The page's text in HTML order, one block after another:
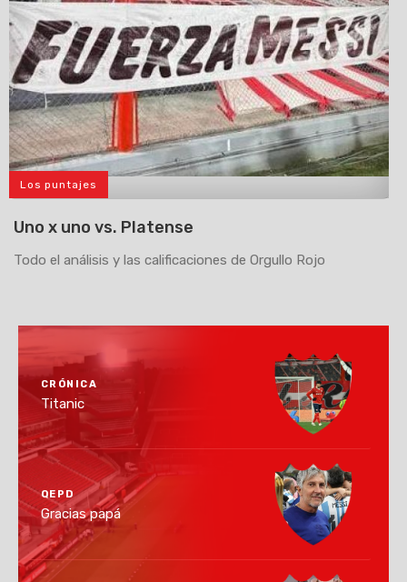
Los puntajes
Uno x uno vs. Platense
Todo el análisis y las calificaciones de Orgullo Rojo
CRÓNICA
Titanic
QEPD
Gracias papá